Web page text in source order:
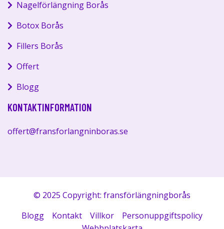
Nagelförlängning Borås
Botox Borås
Fillers Borås
Offert
Blogg
KONTAKTINFORMATION
offert@fransforlangninboras.se
© 2025 Copyright: fransförlängningborås
Blogg
Kontakt Villkor
Personuppgiftspolicy